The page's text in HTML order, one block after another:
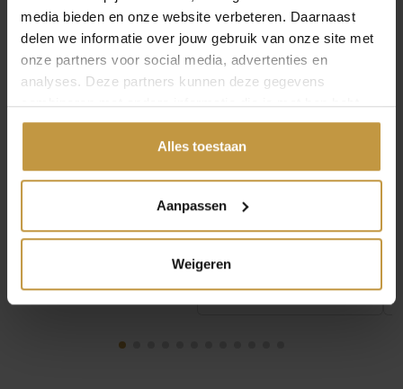
media bieden en onze website verbeteren. Daarnaast
delen we informatie over jouw gebruik van onze site met
onze partners voor social media, advertenties en
analyses. Deze partners kunnen deze gegevens
combineren met andere informatie die je met hen hebt
gedeeld of die ze hebben verzameld via jouw gebruik van
Alles toestaan
Aanpassen
Weigeren
€99,00
BOCCIA 03068-01
ARMBAND TITANIUM
Levertijd: 2-3 werkdagen
€109,00
BOCCIA 03068-02
ARMBAND TITANIUM
Levertijd: 2-3 werkdagen